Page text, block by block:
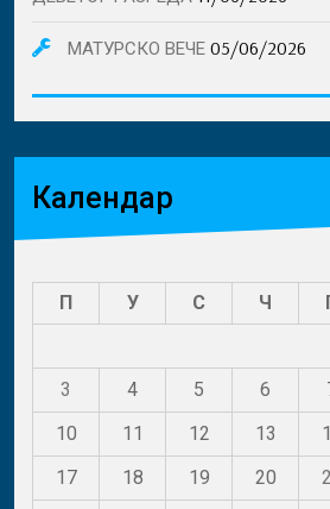
МАТУРСКО ВЕЧЕ 05/06/2026
Календар
П У С Ч
3
4 5 6
10
11 12 13
17
18 19 20